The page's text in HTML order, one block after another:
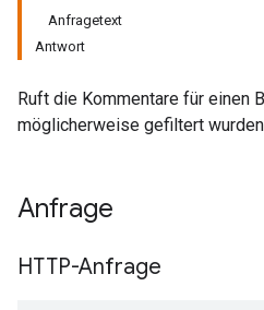
Anfragetext
Antwort
Ruft die Kommentare für einen
möglicherweise gefiltert
Anfrage
HTTP-Anfrage